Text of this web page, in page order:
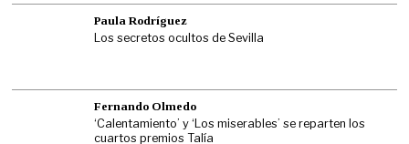
Paula Rodríguez
Los secretos ocultos de Sevilla
Fernando Olmedo
‘Calentamiento’ y ‘Los miserables’ se reparten los
cuartos premios Talía